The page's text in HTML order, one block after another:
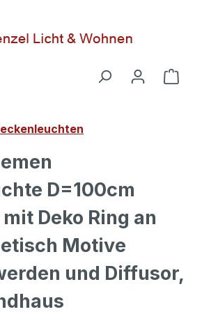
D=100cm
Deko Ring an
Motive
und Diffusor,